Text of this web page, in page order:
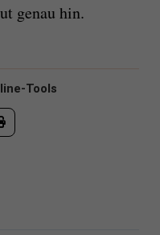
genau hin.
Tools